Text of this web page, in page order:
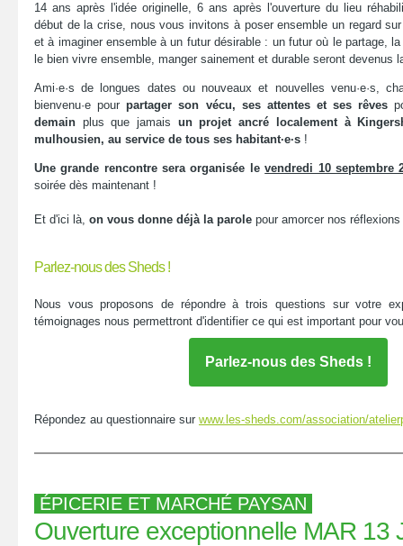
14 ans après l'idée originelle, 6 ans après l'ouverture du lieu
début de la crise, nous vous invitons à poser ensemble un regard
et à imaginer ensemble à un futur désirable : un futur où le partage,
le bien vivre ensemble, manger sainement et durable seront devenus
Ami·e·s de longues dates ou nouveaux et nouvelles venu·e·s,
bienvenu·e pourpartager son vécu, ses attentes et ses rêves
demain plus que jamais un projet ancré localement à
mulhousien, au service de tous ses habitant·e·s !
Une grande rencontre sera organisée levendredi 10 septembre
soirée dès maintenant !
Et d'ici là, on vous donne déjà la parole pour amorcer nos réflexions
Parlez-nous des Sheds !
Nous vous proposons de répondre à trois questions sur votre
témoignages nous permettront d'identifier ce qui est important pour
Parlez-nous des Sheds !
Répondez au questionnaire sur www.les-sheds.com/association/
ÉPICERIE ET MARCHÉ PAYSAN
Ouverture exceptionnelle MAR 13